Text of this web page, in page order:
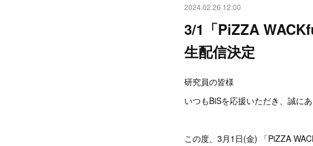
2024.02.26 12:00
3/1「PiZZA
生配信決定
研究員の皆様
いつもBiSを応援いただき、誠に
この度、3月1日(金) 「PiZZA